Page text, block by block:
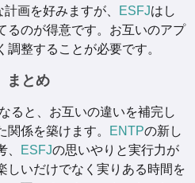
画を好みますが、 ESFJはし
るのが得意です。お互いのアプ
調整することが必要です。
まとめ
ると、お互いの違いを補完し
係を築けます。
ENTPの新し
ESFJの思いやりと実行力が
しいだけでなく実りある時間を